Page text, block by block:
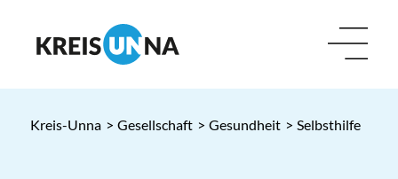
Kreis-Unna > Gesellschaft > Gesundheit > Selbsthilfe